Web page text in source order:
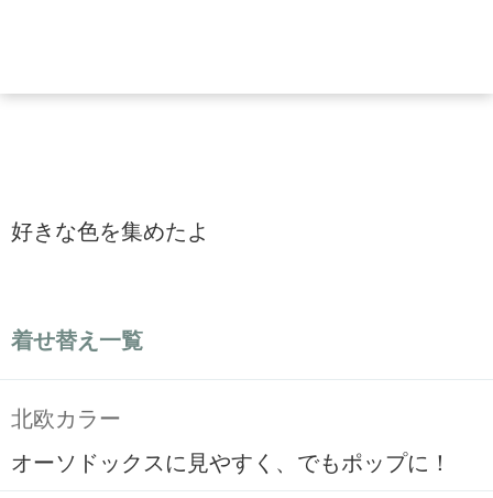
好きな色を集めたよ
着せ替え一覧
北欧カラー
オーソドックスに見やすく、でもポップに！